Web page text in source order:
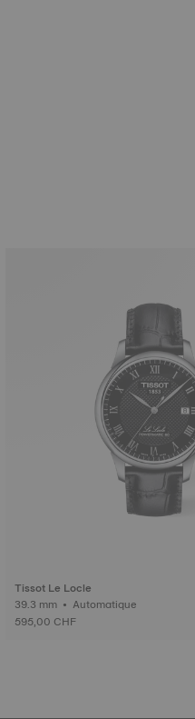
Tissot Le Locle
39.3 mm • Automatique
595,00 CHF